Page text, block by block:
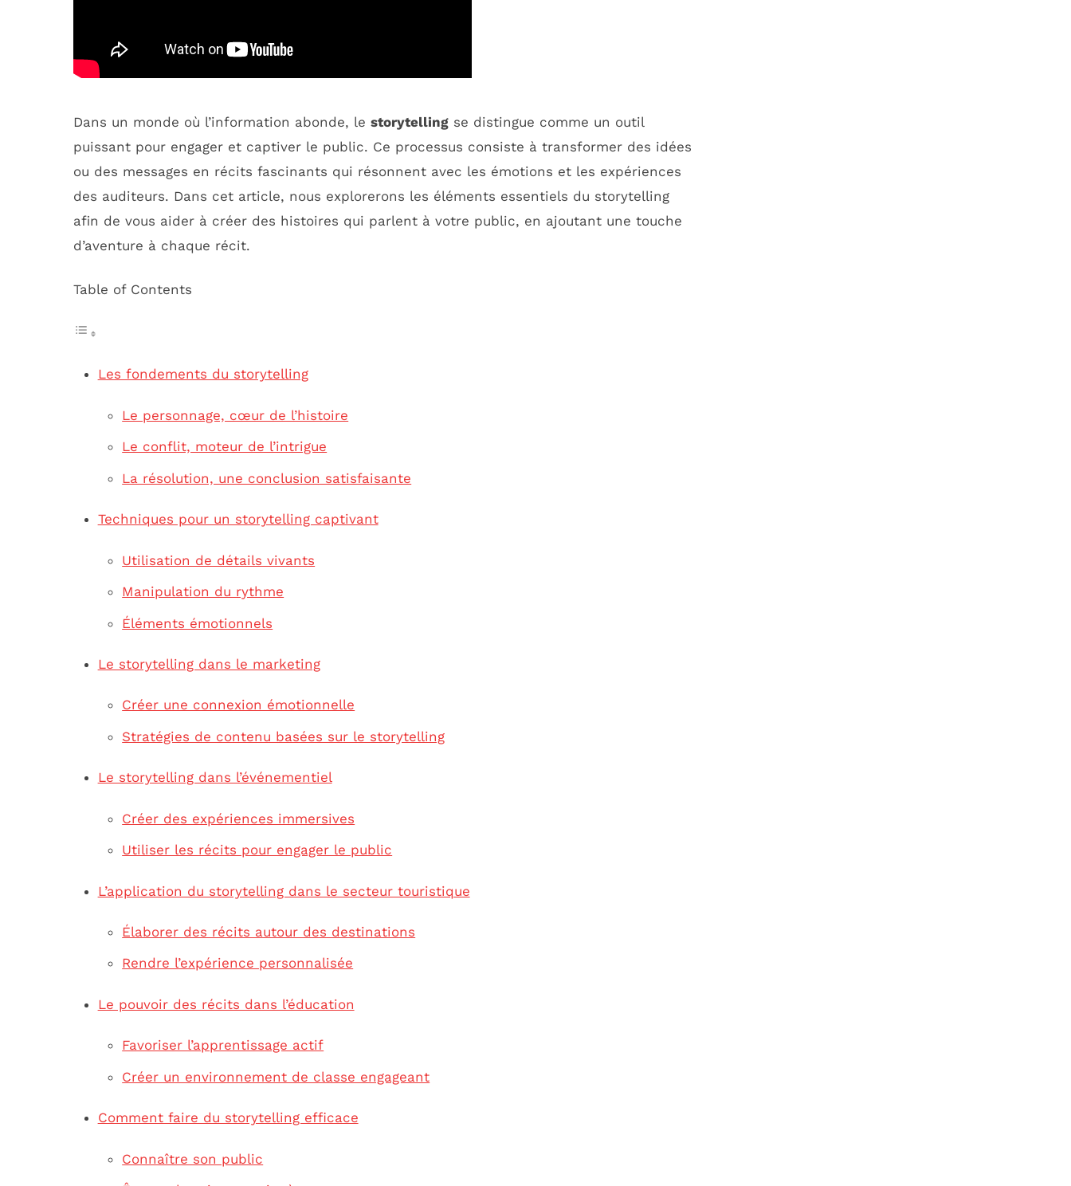
Dans un monde où l’information abonde, le storytelling se distingue comme un outil
puissant pour engager et captiver le public. Ce processus consiste à transformer des idées
ou des messages en récits fascinants qui résonnent avec les émotions et les expériences
des auditeurs. Dans cet article, nous explorerons les éléments essentiels du storytelling
afin de vous aider à créer des histoires qui parlent à votre public, en ajoutant une touche
d’aventure à chaque récit.
Table of Contents
Les fondements du storytelling
Le personnage, cœur de l’histoire
Le conflit, moteur de l’intrigue
La résolution, une conclusion satisfaisante
Techniques pour un storytelling captivant
Utilisation de détails vivants
Manipulation du rythme
Éléments émotionnels
Le storytelling dans le marketing
Créer une connexion émotionnelle
Stratégies de contenu basées sur le storytelling
Le storytelling dans l’événementiel
Créer des expériences immersives
Utiliser les récits pour engager le public
L’application du storytelling dans le secteur touristique
Élaborer des récits autour des destinations
Rendre l’expérience personnalisée
Le pouvoir des récits dans l’éducation
Favoriser l’apprentissage actif
Créer un environnement de classe engageant
Comment faire du storytelling efficace
Connaître son public